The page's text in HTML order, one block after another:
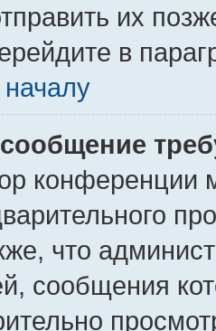
их
в
конференции
что
сообщения